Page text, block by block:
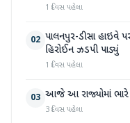
1 દિવસ પહેલા
02 પાલનપુર-ડીસા હાઇવે
હિરોઈન ઝડપી પાડ્યું
1 દિવસ પહેલા
03 આજે આ રાજ્યોમાં ભારે
3 દિવસ પહેલા